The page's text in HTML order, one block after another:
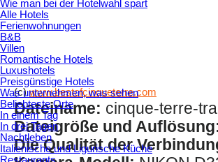
Wie man bei der Hotelwahl spart
Alle Hotels
Ferienwohnungen
B&B
Villen
Romantische Hotels
Luxushotels
Preisgünstige Hotels
Was unternehmen, was sehen
Beliebteste Orte
In einem Tag
In drei Tagen
Nachtleben
Italienische und Ligurische Küche
Restaurants
(c)www.bestofcinqueterre.com
Dateiname: cinque-terre-
Dateigröße und
Die Qualität der